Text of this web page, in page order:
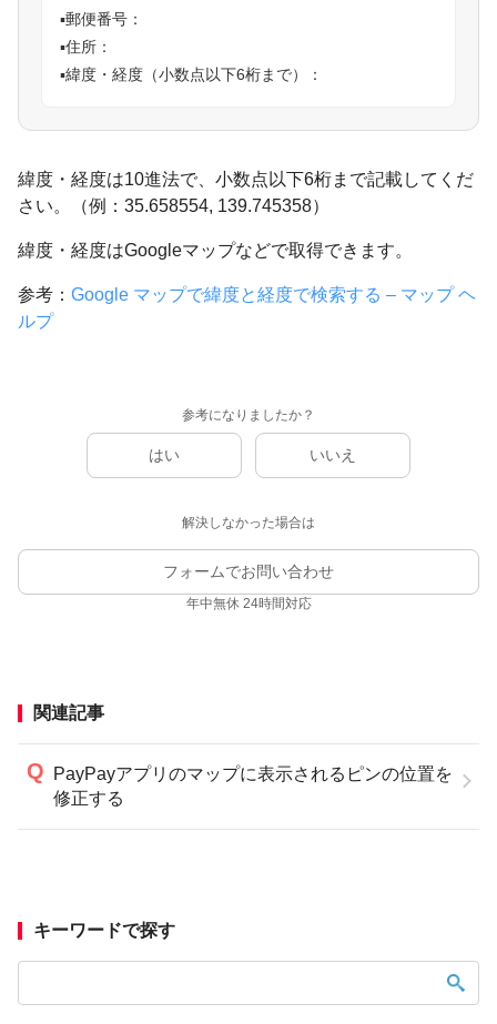
▪️郵便番号：
▪️住所：
▪️緯度・経度（小数点以下6桁まで）：
緯度・経度は10進法で、小数点以下6桁まで記載してくだ
さい。（例：35.658554, 139.745358）
緯度・経度はGoogleマップなどで取得できます。
参考： Google マップで緯度と経度で検索する – マップ ヘ
ルプ
参考になりましたか？
はい いいえ
解決しなかった場合は
フォームでお問い合わせ
年中無休 24時間対応
キーワードで探す
関連記事
PayPayアプリのマップに表示されるピンの位置を
修正する